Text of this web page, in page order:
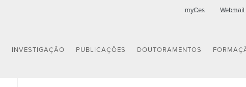
myCes Webmail
INVESTIGAÇÃO PUBLICAÇÕES DOUTORAMENTOS